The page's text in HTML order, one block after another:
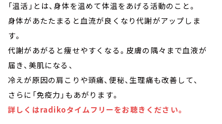
「温活」とは、身体を温めて体温をあげる活動のこと。
身体があたたまると血流が良くなり代謝がアップしま
す。
代謝があがると痩せやすくなる。皮膚の隅々まで血液が
届き、美肌になる、
冷えが原因の肩こりや頭痛、便秘、生理痛も改善して、
さらに「免疫力」もあがります。
詳しくはradikoタイムフリーをお聴きください。